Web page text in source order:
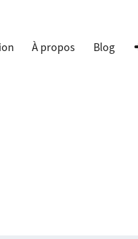
À propos Blog